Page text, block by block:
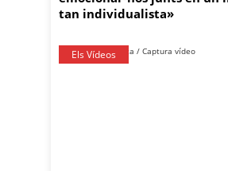
tan individualista»
Els Vídeos